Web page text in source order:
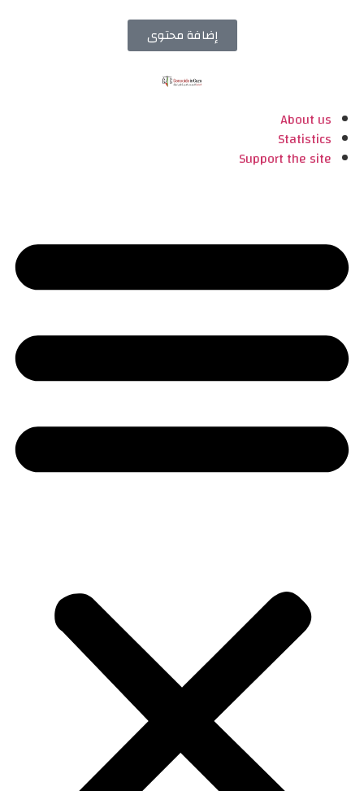
إضافة محتوى
About us
Statistics
Support the site